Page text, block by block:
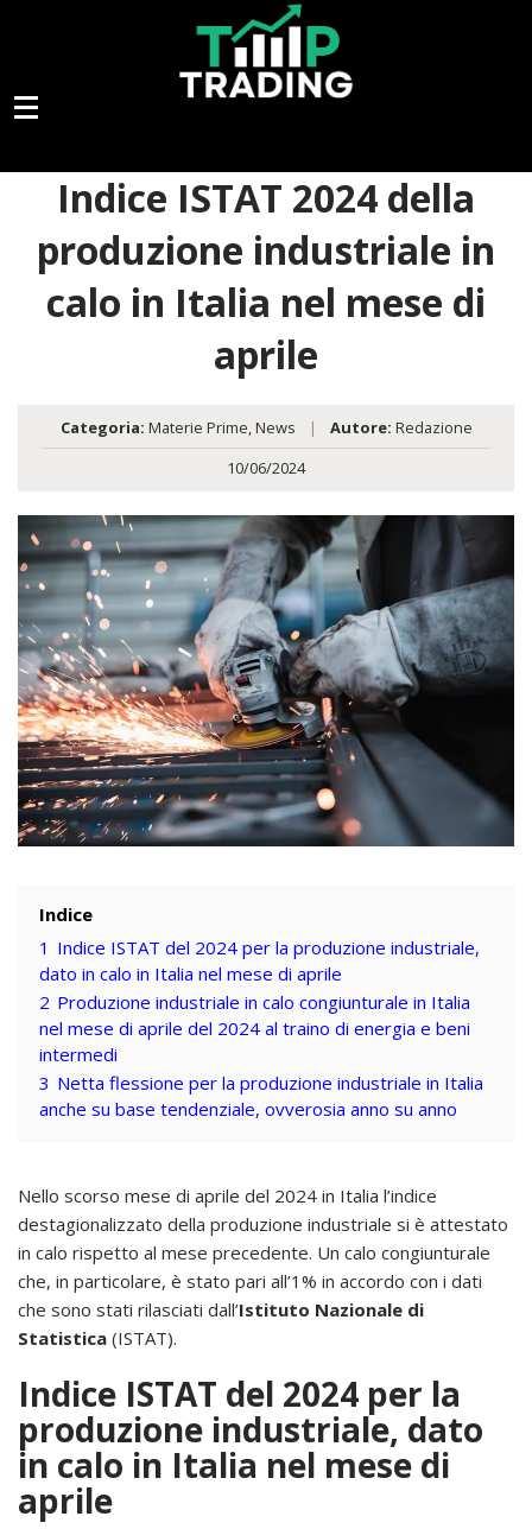
Indice ISTAT 2024 della
produzione industriale in
calo in Italia nel mese di
aprile
Categoria: Materie Prime,News | Autore: Redazione
10/06/2024
Indice
1 Indice ISTAT del 2024 per la produzione industriale,
dato in calo in Italia nel mese di aprile
2 Produzione industriale in calo congiunturale in Italia
nel mese di aprile del 2024 al traino di energia e beni
intermedi
3 Netta flessione per la produzione industriale in Italia
anche su base tendenziale, ovverosia anno su anno
Nello scorso mese di aprile del 2024 in Italia l’indice
destagionalizzato della produzione industriale si è attestato
in calo rispetto al mese precedente. Un calo congiunturale
che, in particolare, è stato pari all’1% in accordo con i dati
che sono stati rilasciati dall’Istituto Nazionale di
Statistica (ISTAT).
Indice ISTAT del 2024 per la
produzione industriale, dato
in calo in Italia nel mese di
aprile